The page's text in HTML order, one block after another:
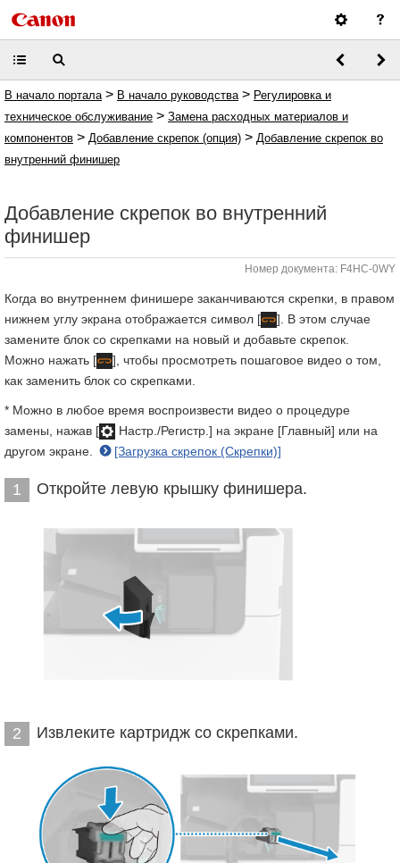
В начало портала > В начало руководства > Регулировка и
техническое обслуживание > Замена расходных материалов и
компонентов > Добавление скрепок (опция) > Добавление скрепок во
внутренний финишер
Добавление скрепок во внутренний
финишер
Номер документа: F4HC-0WY
Когда во внутреннем финишере заканчиваются скрепки, в правом
нижнем углу экрана отображается символ [
]. В этом случае
замените блок со скрепками на новый и добавьте скрепок.
Можно нажать [
], чтобы просмотреть пошаговое видео о том,
как заменить блок со скрепками.
* Можно в любое время воспроизвести видео о процедуре
замены, нажав [
Настр./Регистр.] на экране [Главный] или на
другом экране.
[Загрузка скрепок (Скрепки)]
1 Откройте левую крышку финишера.
2 Извлеките картридж со скрепками.